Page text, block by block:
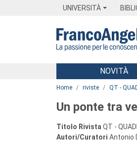
UNIVERSITÀ
Menu
NOVITÀ
Home riviste QT -
Un ponte tra
Titolo Rivista QT -
Autori/Curatori Antonio